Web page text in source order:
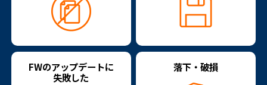
FWのアップデートに
失敗した
落下・破損